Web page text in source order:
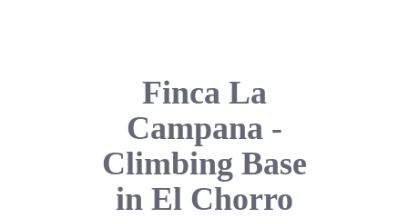
Finca La
Campana -
Climbing Base
in El Chorro